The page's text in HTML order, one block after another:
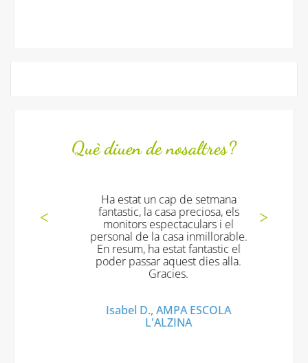
Què diuen de nosaltres?
Ha estat un cap de setmana
fantastic, la casa preciosa, els
monitors espectaculars i el
personal de la casa inmillorable.
En resum, ha estat fantastic el
poder passar aquest dies alla.
Gracies.
Isabel D., AMPA ESCOLA
L'ALZINA